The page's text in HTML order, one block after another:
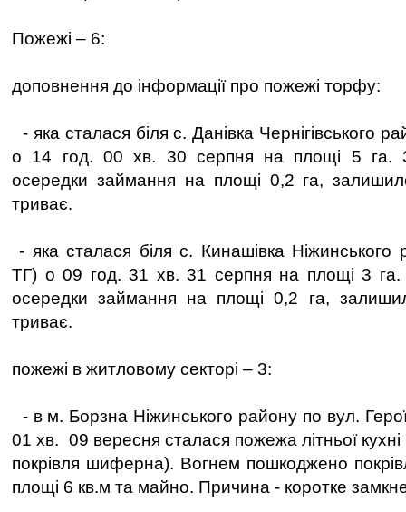
Пожежі – 6:
доповнення до інформації про пожежі торфу:
- яка сталася біля с. Данівка Чернігівського
о 14 год. 00 хв. 30 серпня на площі 5 га.
осередки займання на площі 0,2 га,
триває.
- яка сталася біля с. Кинашівка Ніжинського
ТГ) о 09 год. 31 хв. 31 серпня на площі 3 га.
осередки займання на площі 0,2 га,
триває.
пожежі в житловому секторі – 3:
- в м. Борзна Ніжинського району по вул.
01 хв. 09 вересня сталася пожежа літньої кухні
покрівля шиферна). Вогнем пошкоджено
площі 6 кв.м та майно. Причина - коротке